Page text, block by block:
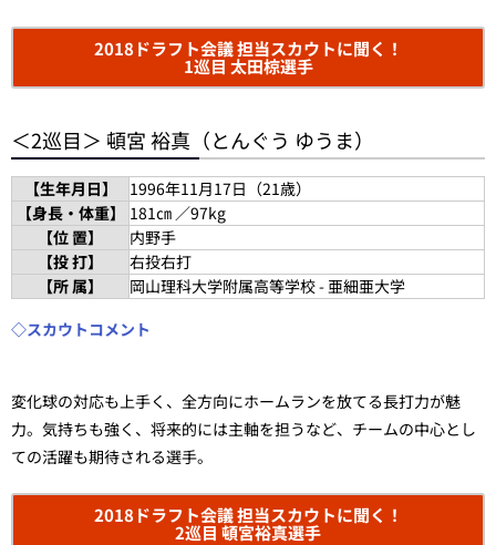
2018ドラフト会議 担当スカウトに聞く！
1巡目 太田椋選手
＜2巡目＞ 頓宮 裕真（とんぐう ゆうま）
【生年月日】
1996年11月17日（21歳）
【身長・体重】
181㎝ ／97kg
【位 置】
内野手
【投 打】
右投右打
【所 属】
岡山理科大学附属高等学校 - 亜細亜大学
◇スカウトコメント
変化球の対応も上手く、全方向にホームランを放てる長打力が魅
力。気持ちも強く、将来的には主軸を担うなど、チームの中心とし
ての活躍も期待される選手。
2018ドラフト会議 担当スカウトに聞く！
2巡目 頓宮裕真選手